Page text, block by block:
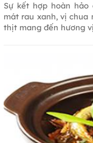
Sự kết hợp hoàn hảo
mát rau xanh, vị chua
thịt mang đến hương